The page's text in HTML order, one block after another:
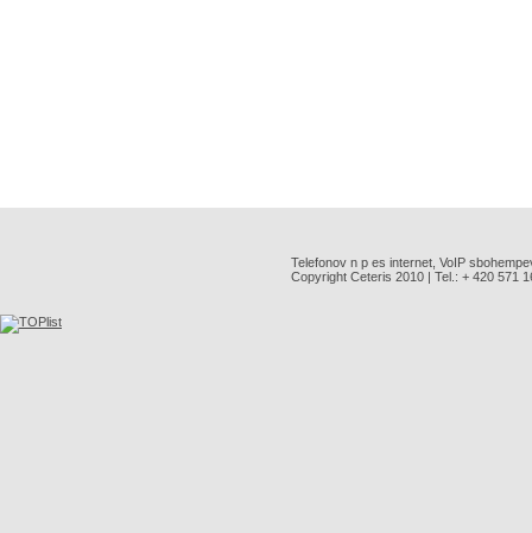
Telefonov n p es internet, VoIP
Copyright Ceteris 2010 | Tel.: + 420 571